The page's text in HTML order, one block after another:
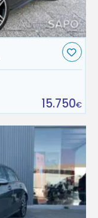
15.750€